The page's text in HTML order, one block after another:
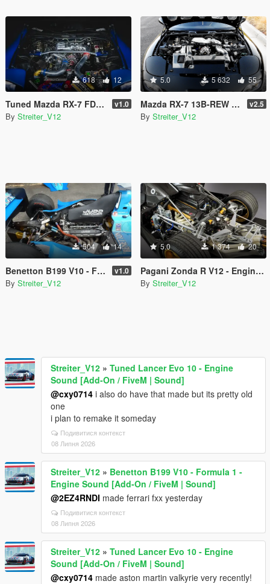
618 12
Tuned Mazda RX-7 FD Engine Sound [Add-On / FiveM | Sound] v1.0
By Streiter_V12
5.0 5 632 55
Mazda RX-7 13B-REW Engine Sound [Add-On / FiveM | Sound] v2.5
By Streiter_V12
504 14
Benetton B199 V10 - Formula 1 - Engine Sound [Add-On / FiveM | Sound] v1.0
By Streiter_V12
5.0 1 374 20
Pagani Zonda R V12 - Engine Sound [Add-On / FiveM | Sound]
By Streiter_V12
Streiter_V12 » Tuned Lancer Evo 10 - Engine
Sound [Add-On / FiveM | Sound]
@cxy0714 i also do have that made but its pretty old
one
i plan to remake it someday
Подивитися контекст
08 Липня 2026
Streiter_V12 » Benetton B199 V10 - Formula 1 -
Engine Sound [Add-On / FiveM | Sound]
@2EZ4RNDI made ferrari fxx yesterday
Подивитися контекст
08 Липня 2026
Streiter_V12 » Tuned Lancer Evo 10 - Engine
Sound [Add-On / FiveM | Sound]
@cxy0714 made aston martin valkyrie very recently!